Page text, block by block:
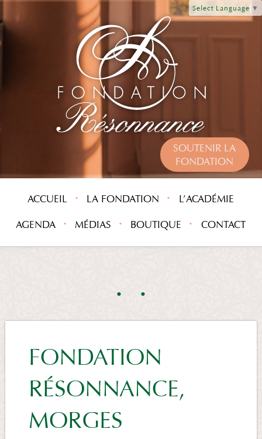
Select Language ▼
SOUTENIR LA
FONDATION
ACCUEIL LA FONDATION L’ACADÉMIE
AGENDA MÉDIAS BOUTIQUE CONTACT
FONDATION
RÉSONNANCE,
MORGES